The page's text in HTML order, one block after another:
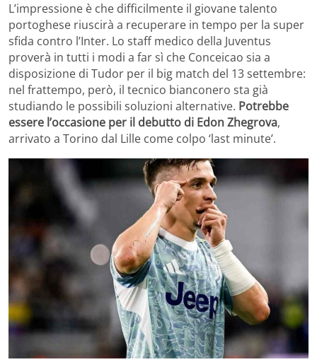
L’impressione è che difficilmente il giovane talento
portoghese riuscirà a recuperare in tempo per la super
sfida contro l’Inter. Lo staff medico della Juventus
proverà in tutti i modi a far sì che Conceicao sia a
disposizione di Tudor per il big match del 13 settembre:
nel frattempo, però, il tecnico bianconero sta già
studiando le possibili soluzioni alternative. Potrebbe
essere l’occasione per il debutto di Edon Zhegrova,
arrivato a Torino dal Lille come colpo ‘last minute’.